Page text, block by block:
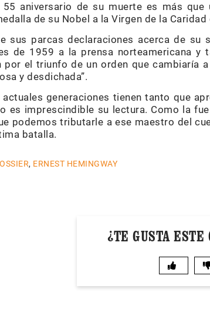
55 aniversario de su muerte es más
de su Nobel a la Virgen de la Caridad
sus parcas declaraciones acerca de su
de 1959 a la prensa norteamericana
por el triunfo de un orden que cambiaría
y desdichada”.
generaciones tienen tanto que
es imprescindible su lectura. Como la
podemos tributarle a ese maestro del
batalla.
, ERNEST HEMINGWAY
¿TE GUSTA ESTE